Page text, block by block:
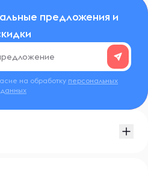
предложения и
на обработку персональных
данных